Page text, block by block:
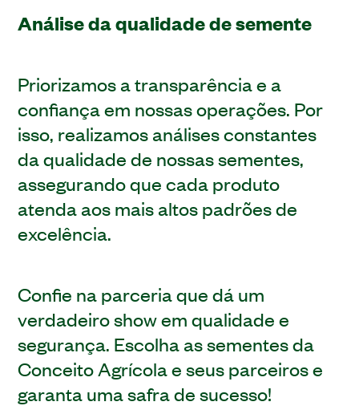
Análise da qualidade de semente
Priorizamos a transparência e a
confiança em nossas operações. Por
isso, realizamos análises constantes
da qualidade de nossas sementes,
assegurando que cada produto
atenda aos mais altos padrões de
excelência.
Confie na parceria que dá um
verdadeiro show em qualidade e
segurança. Escolha as sementes da
Conceito Agrícola e seus parceiros e
garanta uma safra de sucesso!